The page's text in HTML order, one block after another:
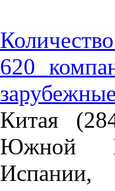
620
Китая
Южной